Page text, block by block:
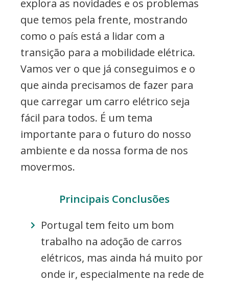
explora as novidades e os problemas
que temos pela frente, mostrando
como o país está a lidar com a
transição para a mobilidade elétrica.
Vamos ver o que já conseguimos e o
que ainda precisamos de fazer para
que carregar um carro elétrico seja
fácil para todos. É um tema
importante para o futuro do nosso
ambiente e da nossa forma de nos
movermos.
Principais Conclusões
Portugal tem feito um bom
trabalho na adoção de carros
elétricos, mas ainda há muito por
onde ir, especialmente na rede de